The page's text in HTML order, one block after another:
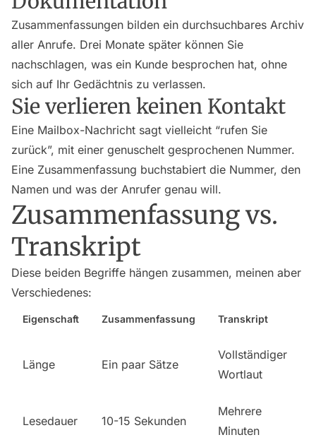
Zusammenfassungen bilden ein durchsuchbares Archiv
aller Anrufe. Drei Monate später können Sie
nachschlagen, was ein Kunde besprochen hat, ohne
sich auf Ihr Gedächtnis zu verlassen.
Sie verlieren keinen Kontakt
Eine Mailbox-Nachricht sagt vielleicht “rufen Sie
zurück”, mit einer genuschelt gesprochenen Nummer.
Eine Zusammenfassung buchstabiert die Nummer, den
Namen und was der Anrufer genau will.
Zusammenfassung vs.
Transkript
Diese beiden Begriffe hängen zusammen, meinen aber
Verschiedenes:
Eigenschaft Zusammenfassung Transkript
Länge Ein paar Sätze
Vollständiger
Wortlaut
Lesedauer 10-15 Sekunden
Mehrere
Minuten